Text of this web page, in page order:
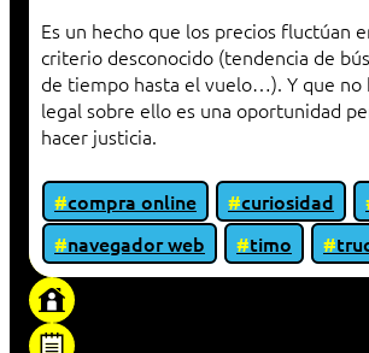
Es un hecho que los precios fluctúan
criterio desconocido (tendencia de
de tiempo hasta el vuelo…). Y que no
legal sobre ello es una oportunidad
hacer justicia.
compra online curiosidad
navegador web
timo